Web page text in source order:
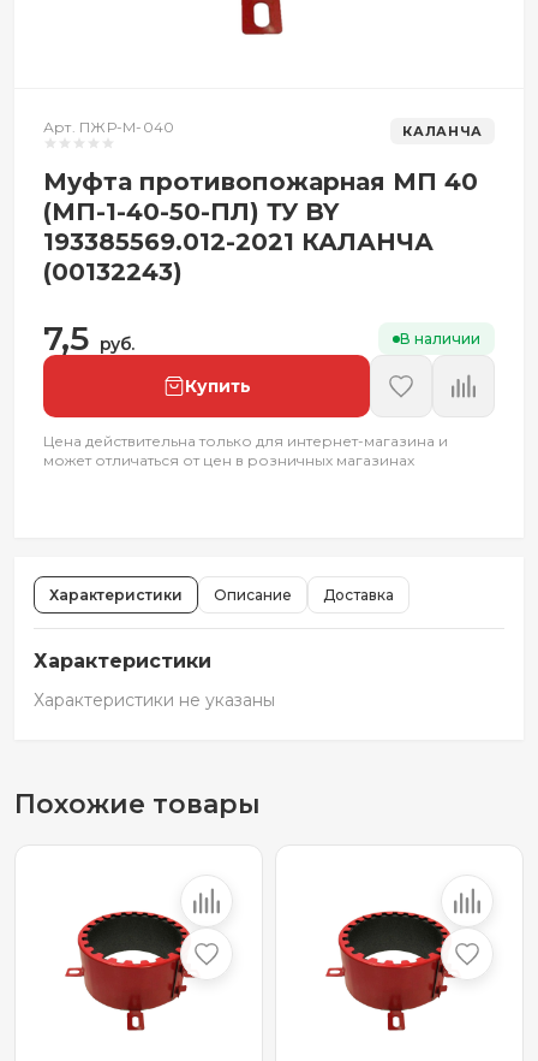
Арт. ПЖР-М-040 КАЛАНЧА
Муфта противопожарная МП 40
(МП-1-40-50-ПЛ) ТУ BY
193385569.012-2021 КАЛАНЧА
(00132243)
7,5 руб. В наличии
Купить
Цена действительна только для интернет-магазина и
может отличаться от цен в розничных магазинах
Характеристики Описание Доставка
Характеристики
Характеристики не указаны
Похожие товары